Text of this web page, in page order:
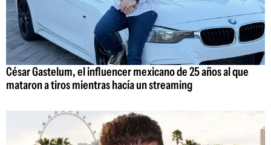
César Gastelum, el influencer mexicano de 25 años al que
mataron a tiros mientras hacía un streaming